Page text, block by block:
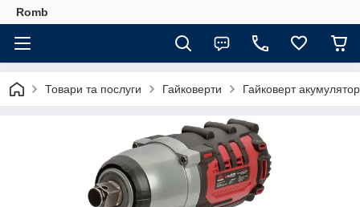
Romb
Товари та послуги Гайковерти Гайковерт